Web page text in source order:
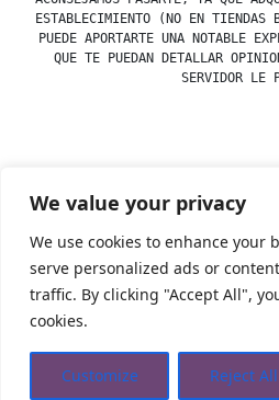
We value your privacy
We use cookies to enhance your
serve personalized ads or
traffic. By clicking "Accept All",
cookies.
Customize Reject All
ESTABLECIMIENTO (NO EN TIENDAS
PUEDE APORTARTE UNA NOTABLE
QUE TE PUEDAN DETALLAR
SERVIDOR LE
by
Posted
Uncategorized
Tienda Esotérica Online –
powered by WordPress.
Privacidad
Aviso Legal